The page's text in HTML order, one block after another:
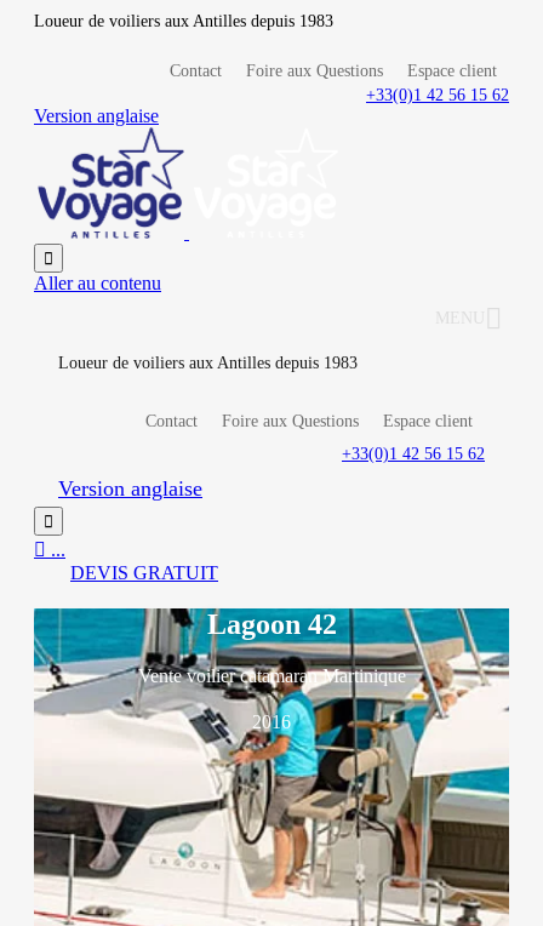
Loueur de voiliers aux Antilles depuis 1983
Contact Foire aux Questions
Espace client
+33(0)1 42 56 15 62
Version anglaise

Aller au contenu
MENU
Loueur de voiliers aux Antilles depuis 1983
Contact Foire aux Questions
Espace client
+33(0)1 42 56 15 62
Version anglaise

 ...
DEVIS GRATUIT
Lagoon 42
Vente voilier catamaran Martinique
2016